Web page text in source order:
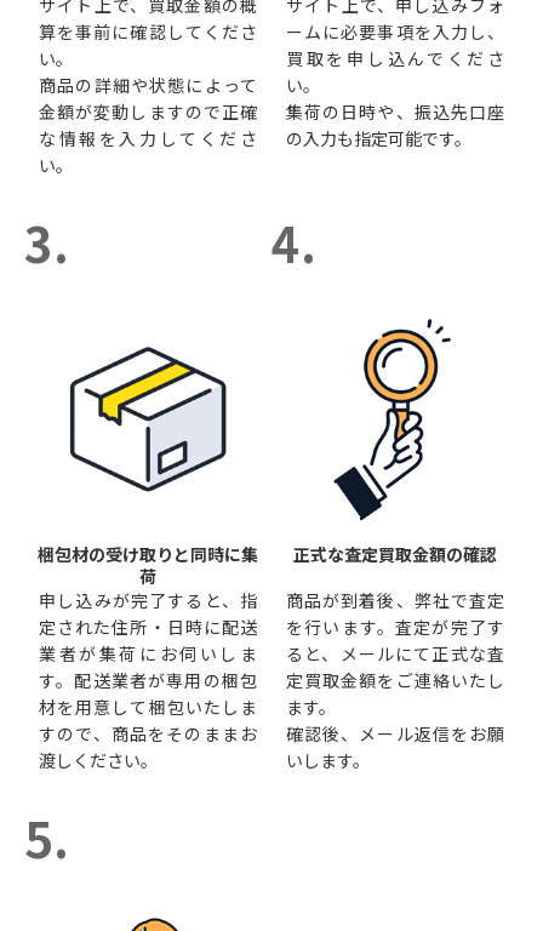
サイト上で、買取金額の概
算を事前に確認してくださ
い。
商品の詳細や状態によって
金額が変動しますので正確
な情報を入力してくださ
い。
サイト上で、申し込みフォ
ームに必要事項を入力し、
買取を申し込んでくださ
い。
集荷の日時や、振込先口座
の入力も指定可能です。
3.
梱包材の受け取りと同時に集
荷
申し込みが完了すると、指
定された住所・日時に配送
業者が集荷にお伺いしま
す。配送業者が専用の梱包
材を用意して梱包いたしま
すので、商品をそのままお
渡しください。
4.
正式な査定買取金額の確認
商品が到着後、弊社で査定
を行います。査定が完了す
ると、メールにて正式な査
定買取金額をご連絡いたし
ます。
確認後、メール返信をお願
いします。
5.